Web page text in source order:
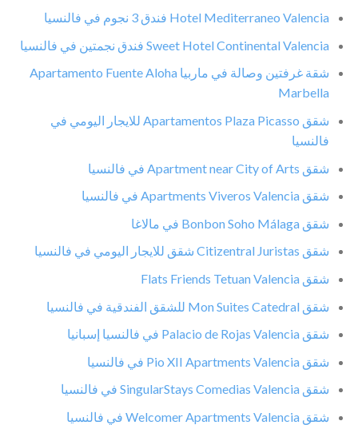
Hotel Mediterraneo Valencia فندق 3 نجوم في فالنسيا
Sweet Hotel Continental Valencia فندق نجمتين في فالنسيا
شقة غرفتين وصالة في ماربيا Apartamento Fuente Aloha
Marbella
شقق Apartamentos Plaza Picasso للايجار اليومي في
فالنسيا
شقق Apartment near City of Arts في فالنسيا
شقق Apartments Viveros Valencia في فالنسيا
شقق Bonbon Soho Málaga في مالاغا
شقق Citizentral Juristas شقق للايجار اليومي في فالنسيا
شقق Flats Friends Tetuan Valencia
شقق Mon Suites Catedral للشقق الفندقية في فالنسيا
شقق Palacio de Rojas Valencia في فالنسيا إسبانيا
شقق Pio XII Apartments Valencia في فالنسيا
شقق SingularStays Comedias Valencia في فالنسيا
شقق Welcomer Apartments Valencia في فالنسيا